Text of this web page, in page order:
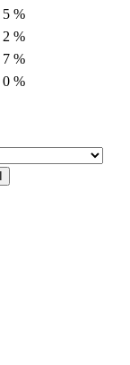
5 %
2 %
7 %
0 %